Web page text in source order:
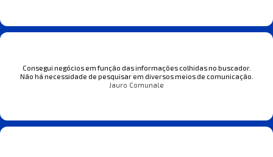
Consegui negócios em função das informações colhidas no buscador.
Não há necessidade de pesquisar em diversos meios de comunicação.
Jauro Comunale